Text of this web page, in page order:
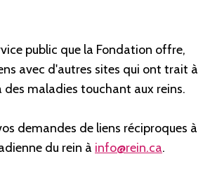
public que la Fondation offre,
avec d'autres sites qui ont trait à
des maladies touchant aux reins.
demandes de liens réciproques à
du rein à info@rein.ca.